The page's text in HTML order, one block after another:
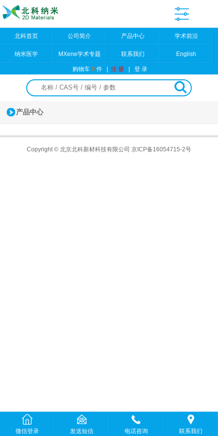
北科首页 公司简介 产品中心 学术前沿
纳米医学 MXene学术专题 联系我们 English
购物车0件 |注 册 |登 录
产品中心
Copyright © 北京北科新材科技有限公司 京ICP备16054715-2号
微信登录 发送短信 电话咨询 联系我们